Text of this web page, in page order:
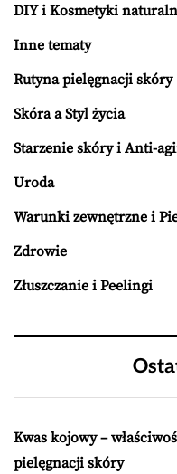
DIY i Kosmetyki
Inne tematy
Rutyna pielęgnacji skóry
Skóra a Styl życia
Starzenie skóry i Anti-
Uroda
Warunki zewnętrzne i
Zdrowie
Złuszczanie i Peelingi
Kwas kojowy –
pielęgnacji skóry